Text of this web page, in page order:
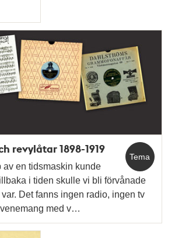
Tema
revylåtar 1898-1919
av en tidsmaskin kunde
i tiden skulle vi bli förvånade
Det fanns ingen radio, ingen tv
med v…